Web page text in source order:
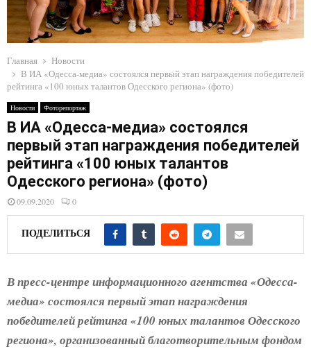
Y
M
E
N
U
Главная
Новости
В ИА «Одесса-медиа» состоялся первый этап награждения победителей
рейтинга «100 юных талантов Одесского региона» (фото)
Новости Фоторепортаж
В ИА «Одесса-медиа» состоялся
первый этап награждения победителей
рейтинга «100 юных талантов
Одесского региона» (фото)
09.09.2020 0
ПОДЕЛИТЬСЯ
В пресс-центре информационного агентства «Одесса-
медиа» состоялся первый этап награждения
победителей рейтинга «100 юных талантов Одесского
региона», организованный благотворительным фондом